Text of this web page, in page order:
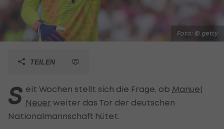
Foto: © getty
TEILEN
S eit Wochen stellt sich die Frage, ob Manuel
Neuer weiter das Tor der deutschen
Nationalmannschaft hütet.